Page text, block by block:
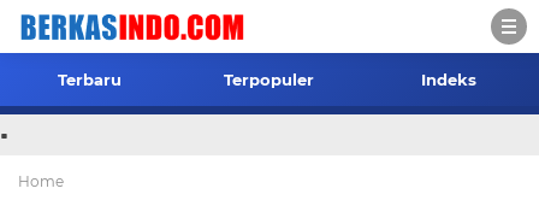
Terbaru Terpopuler Indeks
.
Home